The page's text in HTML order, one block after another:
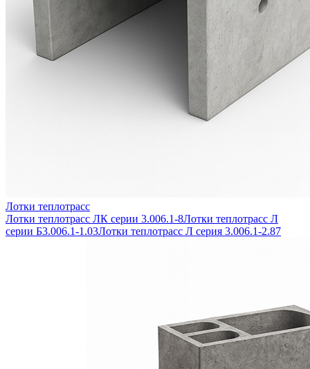
Лотки теплотрасс
Лотки теплотрасс ЛК серии 3.006.1-8Лотки теплотрасс Л
серии Б3.006.1-1.03Лотки теплотрасс Л серия 3.006.1-2.87